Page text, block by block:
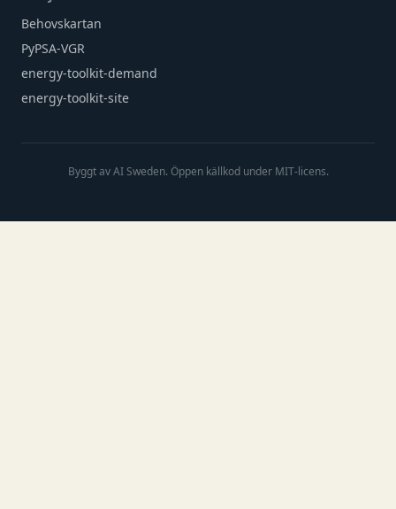
Behovskartan
PyPSA-VGR
energy-toolkit-demand
energy-toolkit-site
Byggt av AI Sweden. Öppen källkod under MIT-licens.